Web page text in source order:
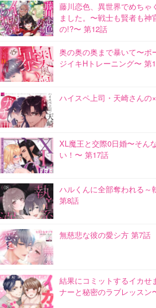
藤川恋色、異世界でめちゃ
ました。〜戦士も賢者も
の!?〜 第12話
奥の奥の奥まで暴いて〜ポ
ジイキHトレーニング〜 第
ハイスペ上司・天崎さん
XL魔王と交際0日婚〜そん
い！〜 第17話
ハルくんに全部奪われる～
第8話
無慈悲な彼の愛シ方 第7話
結果にコミットするイカせ
ナーと秘密のラブレッスン